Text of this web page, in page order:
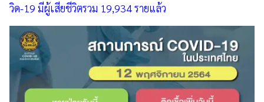
วิด-19 มีผู้เสียชีวิตรวม 19,934 รายแล้ว